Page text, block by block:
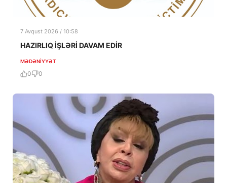
7 Avqust 2026 / 10:58
HAZIRLIQ İŞLƏRİ DAVAM EDİR
MƏDƏNIYYƏT
0 0